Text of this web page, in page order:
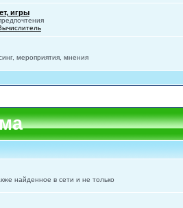
игры
мероприятия, мнения
найденное в сети и не только